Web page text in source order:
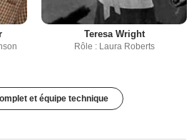
Teresa Wright
Rôle : Laura Roberts
et équipe technique